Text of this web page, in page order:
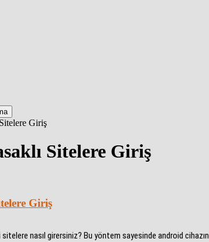
Giriş
Sitelere Giriş
Giriş
sitelere nasıl girersiniz? Bu yöntem sayesinde android